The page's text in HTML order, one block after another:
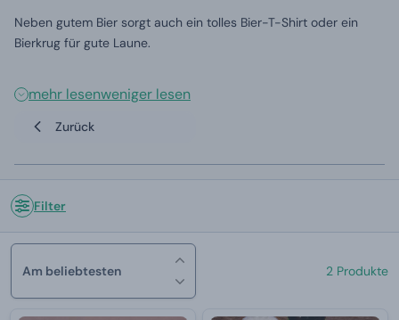
Neben gutem Bier sorgt auch ein tolles Bier-T-Shirt oder ein
Bierkrug für gute Laune.
mehr lesenweniger lesen
Zurück
Filter
Am beliebtesten 2 Produkte